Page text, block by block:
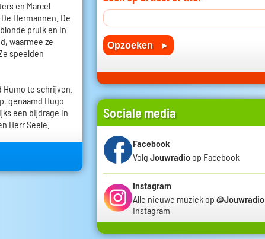
en Marcel
Hermannen. De
pruik en in
waarmee ze
speelden
te schrijven.
genaamd Hugo
een bijdrage in
Herr Seele.
Sociale media
Facebook
Volg Jouwradio op Facebook
Instagram
Alle nieuwe muziek op @Jouwradio
Instagram